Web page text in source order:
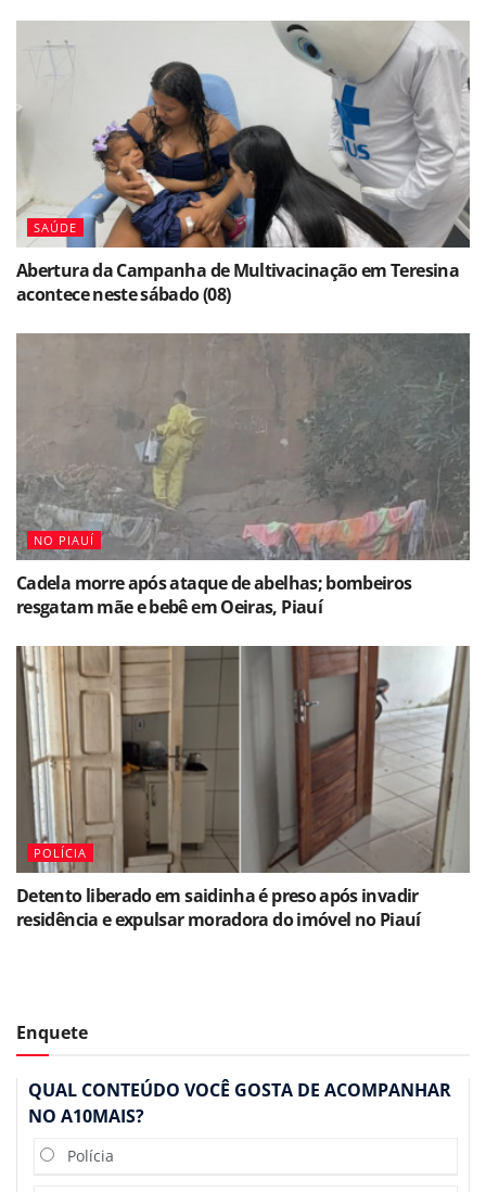
SAÚDE
Abertura da Campanha de Multivacinação em Teresina
acontece neste sábado (08)
NO PIAUÍ
Cadela morre após ataque de abelhas; bombeiros
resgatam mãe e bebê em Oeiras, Piauí
POLÍCIA
Detento liberado em saidinha é preso após invadir
residência e expulsar moradora do imóvel no Piauí
Enquete
QUAL CONTEÚDO VOCÊ GOSTA DE ACOMPANHAR
NO A10MAIS?
Polícia